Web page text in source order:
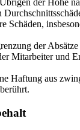
der Höhe
Schäden,
der
Mitarbeiter und
Haftung aus